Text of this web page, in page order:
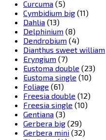
Curcuma (5)
Cymbidium big (11)
Dahlia (13)
Delphinium (8)
Dendrobium (4)
Dianthus sweet william
Eryngium (7)
Eustoma double (23)
Eustoma single (10)
Foliage (61)
Freesia double (12)
Freesia single (10)
Gentiana (3)
Gerbera big (29)
Gerbera mini (32)